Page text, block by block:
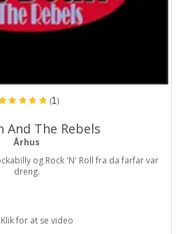
(1)
And The Rebels
Århus
og Rock 'N' Roll fra da farfar var
dreng.
Klik for at se video